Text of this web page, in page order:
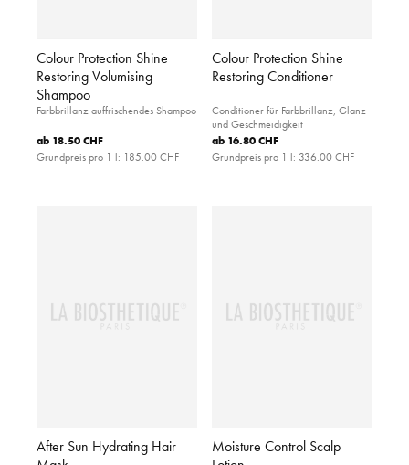
Colour Protection Shine
Restoring Volumising
Shampoo
Farbbrillanz auffrischendes Shampoo
ab 18.50 CHF
Grundpreis pro 1 l: 185.00 CHF
Colour Protection Shine
Restoring Conditioner
Conditioner für Farbbrillanz, Glanz
und Geschmeidigkeit
ab 16.80 CHF
Grundpreis pro 1 l: 336.00 CHF
After Sun Hydrating Hair
Moisture Control Scalp